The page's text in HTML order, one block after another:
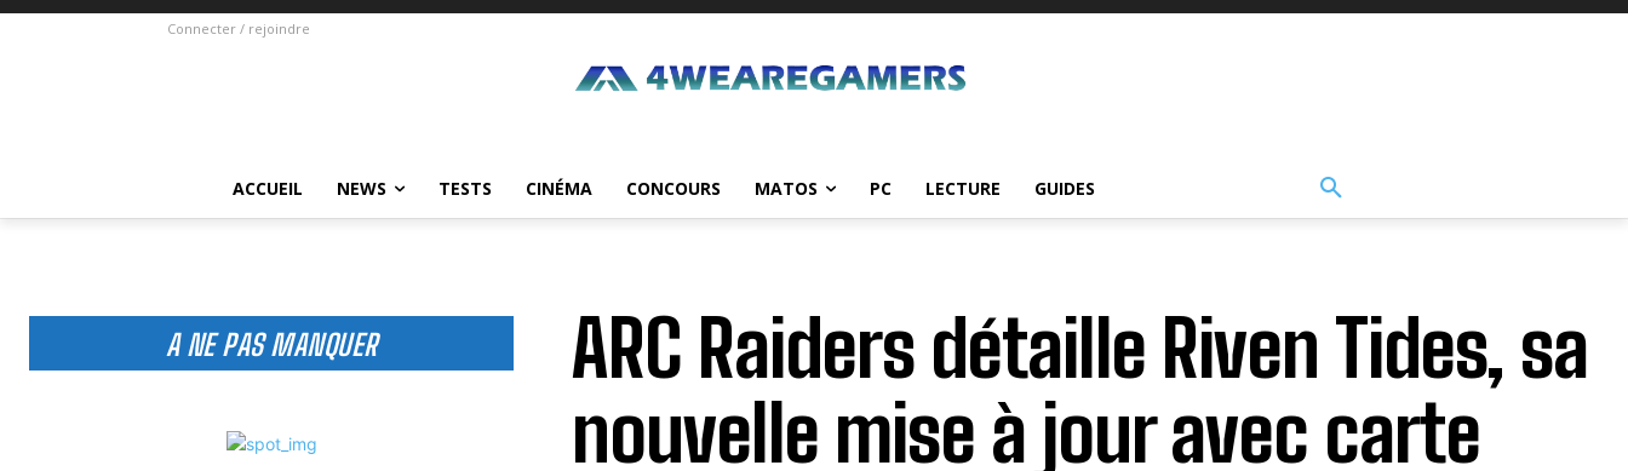
Connecter / rejoindre
ACCUEIL NEWS TESTS CINÉMA CONCOURS MATOS PC LECTURE GUIDES
A NE PAS MANQUER
ARC Raiders détaille Riven Tides, sa
nouvelle mise à jour avec carte